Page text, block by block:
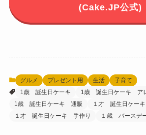
(Cake.JP公式)
グルメ プレゼント用 生活
子育て
1歳 誕生日ケーキ
1歳 誕生日ケーキ ア
1歳 誕生日ケーキ 通販
１才 誕生日ケーキ
１才 誕生日ケーキ 手作り
１歳 バースデ